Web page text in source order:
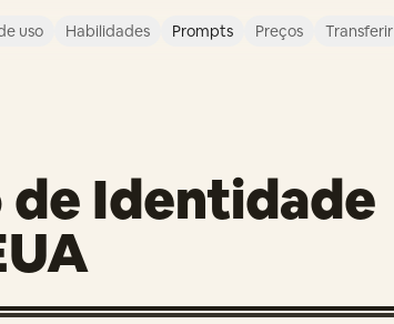
uso Habilidades Prompts Preços Transferir
Identidade